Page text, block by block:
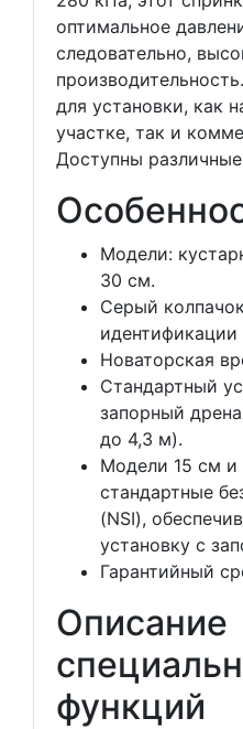
оптимальное
следовательно,
для установки, как
участке, так и
Доступны
Модели:
30 см.
Серый
идентификации
Новаторская
Стандартный
запорный
до 4,3 м).
Модели 15 см и
стандартные
(NSI),
установку с
Гарантийный
Описание
функций